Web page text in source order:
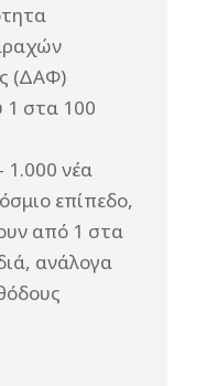
(ΔΑΦ)
1 στα 100
1.000 νέα
επίπεδο,
από 1 στα
ανάλογα